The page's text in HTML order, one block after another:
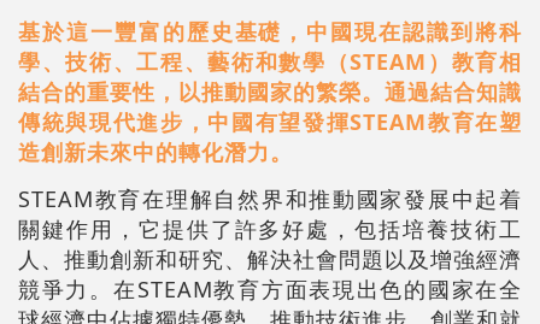
基於這一豐富的歷史基礎，中國現在認識到將科
學、技術、工程、藝術和數學（STEAM）教育相
結合的重要性，以推動國家的繁榮。通過結合知識
傳統與現代進步，中國有望發揮STEAM教育在塑
造創新未來中的轉化潛力。
STEAM教育在理解自然界和推動國家發展中起着
關鍵作用，它提供了許多好處，包括培養技術工
人、推動創新和研究、解決社會問題以及增強經濟
競爭力。在STEAM教育方面表現出色的國家在全